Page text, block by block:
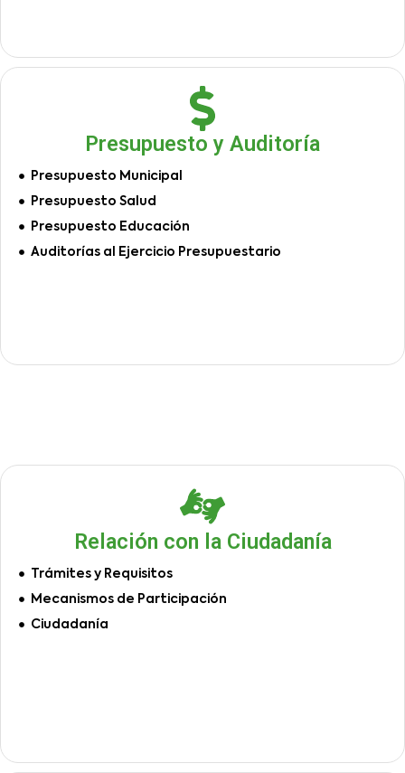
Presupuesto y Auditoría
Presupuesto Municipal
Presupuesto Salud
Presupuesto Educación
Auditorías al Ejercicio Presupuestario
Relación con la Ciudadanía
Trámites y Requisitos
Mecanismos de Participación
Ciudadanía